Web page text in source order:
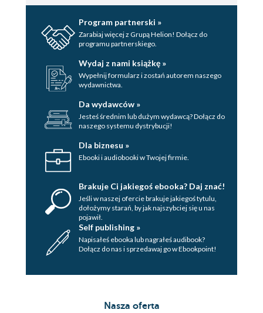
Program partnerski »
Zarabiaj więcej z Grupą Helion! Dołącz do
programu partnerskiego.
Wydaj z nami książkę »
Wypełnij formularz i zostań autorem naszego
wydawnictwa.
Da wydawców »
Jesteś średnim lub dużym wydawcą? Dołącz do
naszego systemu dystrybucji!
Dla biznesu »
Ebooki i audiobooki w Twojej firmie.
Brakuje Ci jakiegoś ebooka? Daj znać!
Jeśli w naszej ofercie brakuje jakiegoś tytulu,
dołożymy starań, by jak najszybciej się u nas
pojawił.
Self publishing »
Napisałeś ebooka lub nagrałeś audibook?
Dołącz do nas i sprzedawaj go w Ebookpoint!
Nasza oferta